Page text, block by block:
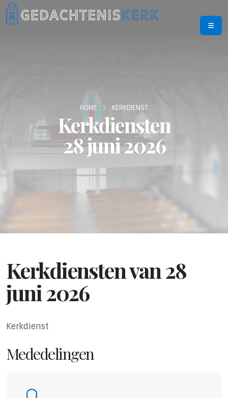
Kerkdiensten
28 juni 2026
HOME KERKDIENST
Kerkdiensten van 28
juni 2026
Kerkdienst
Mededelingen